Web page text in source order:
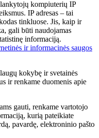
kompiuterių IP
IP adresas – tai
tinkluose. Jis, kaip ir
gali būti naudojamas
informaciją.
ir informacinės saugos
kokybę ir svetainės
ir renkame duomenis apie
gauti, renkame vartotojo
kurią pateikiate
pavardę, elektroninio pašto